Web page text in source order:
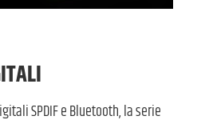
SPDIF e Bluetooth, la serie